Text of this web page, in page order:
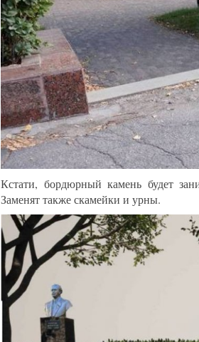
Кстати, бордюрный камень будет
Заменят также скамейки и урны.